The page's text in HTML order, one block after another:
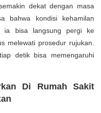
dekat dengan masa
bahwa kondisi kehamilan
ia bisa langsung pergi ke
melewati prosedur rujukan.
detik bisa memengaruhi
Di Rumah Sakit